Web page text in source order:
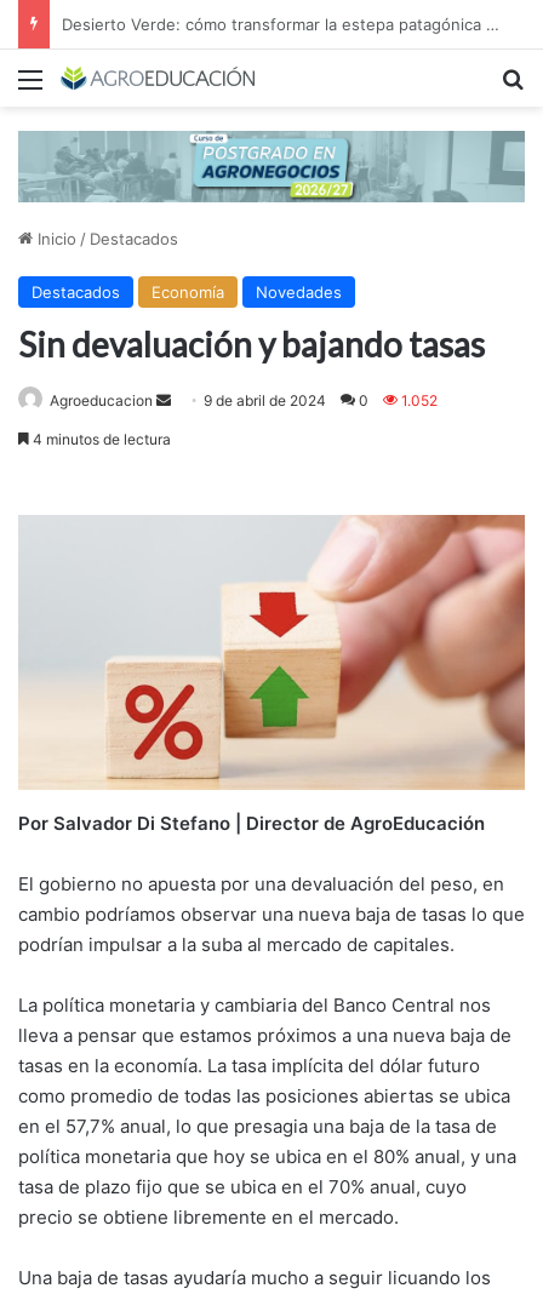
Desierto Verde: cómo transformar la estepa patagónica en un proyecto agroindustrial de exportación
Menú
Inicio / Destacados
Destacados Economía Novedades
Sin devaluación y bajando tasas
Agroeducacion
Send9 de abril de 2024 0 1.052
4 minutos de lectura
Por Salvador Di Stefano | Director de AgroEducación
El gobierno no apuesta por una devaluación del peso, en
cambio podríamos observar una nueva baja de tasas lo que
podrían impulsar a la suba al mercado de capitales.
La política monetaria y cambiaria del Banco Central nos
lleva a pensar que estamos próximos a una nueva baja de
tasas en la economía. La tasa implícita del dólar futuro
como promedio de todas las posiciones abiertas se ubica
en el 57,7% anual, lo que presagia una baja de la tasa de
política monetaria que hoy se ubica en el 80% anual, y una
tasa de plazo fijo que se ubica en el 70% anual, cuyo
precio se obtiene libremente en el mercado.
Una baja de tasas ayudaría mucho a seguir licuando los